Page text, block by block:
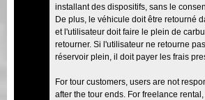
installant des dispositifs, sans le
De plus, le véhicule doit être retourné
et l'utilisateur doit faire le plein de
retourner. Si l'utilisateur ne retourne
réservoir plein, il doit payer les frais
For tour customers, users are not
after the tour ends. For freelance